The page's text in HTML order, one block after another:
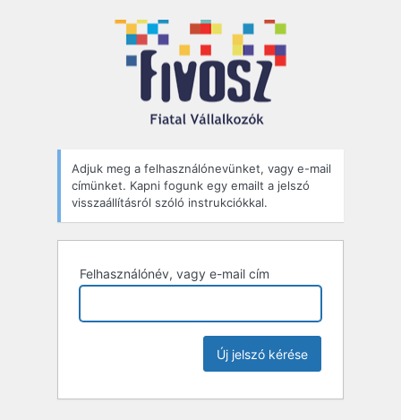
Adjuk meg a felhasználónevünket, vagy e-mail
címünket. Kapni fogunk egy emailt a jelszó
visszaállításról szóló instrukciókkal.
Felhasználónév, vagy e-mail cím